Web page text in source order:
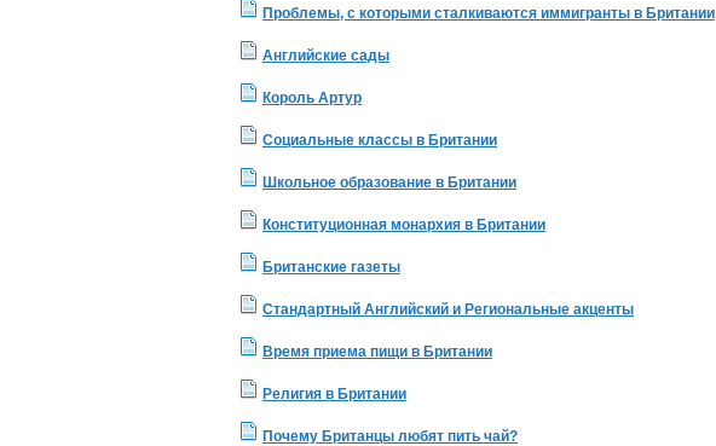
Проблемы, с которыми сталкиваются иммигранты в Британии
Английские сады
Король Артур
Социальные классы в Британии
Школьное образование в Британии
Конституционная монархия в Британии
Британские газеты
Стандартный Английский и Региональные акценты
Время приема пищи в Британии
Религия в Британии
Почему Британцы любят пить чай?